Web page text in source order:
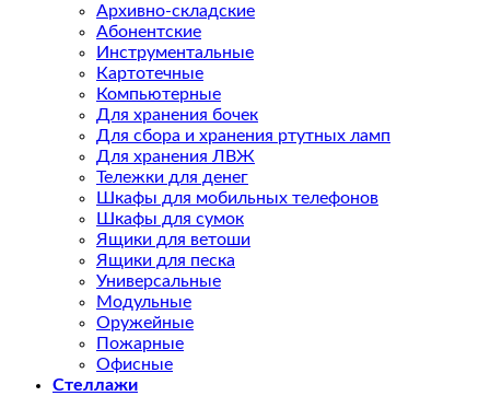
Архивно-складские
Абонентские
Инструментальные
Картотечные
Компьютерные
Для хранения бочек
Для сбора и хранения ртутных ламп
Для хранения ЛВЖ
Тележки для денег
Шкафы для мобильных телефонов
Шкафы для сумок
Ящики для ветоши
Ящики для песка
Универсальные
Модульные
Оружейные
Пожарные
Офисные
Стеллажи